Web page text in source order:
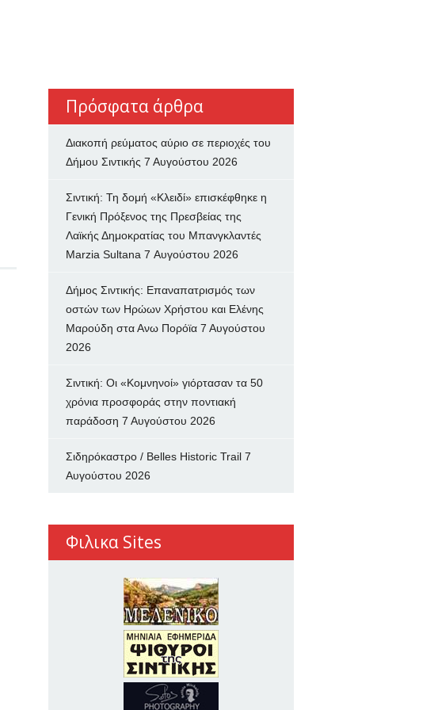
Πρόσφατα άρθρα
Διακοπή ρεύματος αύριο σε περιοχές του
Δήμου Σιντικής 7 Αυγούστου 2026
Σιντική: Τη δομή «Κλειδί» επισκέφθηκε η
Γενική Πρόξενος της Πρεσβείας της
Λαϊκής Δημοκρατίας του Μπανγκλαντές
Marzia Sultana 7 Αυγούστου 2026
Δήμος Σιντικής: Επαναπατρισμός των
oστών των Ηρώων Χρήστου και Ελένης
Μαρούδη στα Ανω Πορόϊα 7 Αυγούστου
2026
Σιντική: Οι «Κομνηνοί» γιόρτασαν τα 50
χρόνια προσφοράς στην ποντιακή
παράδοση 7 Αυγούστου 2026
Σιδηρόκαστρο / Belles Historic Trail 7
Αυγούστου 2026
Φιλικα Sites